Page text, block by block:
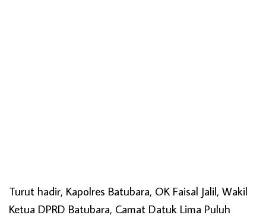
Turut hadir, Kapolres Batubara, OK Faisal Jalil, Wakil
Ketua DPRD Batubara, Camat Datuk Lima Puluh